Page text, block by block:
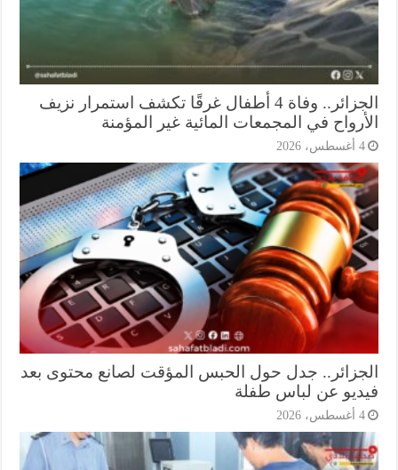
الجزائر.. وفاة 4 أطفال غرقًا تكشف استمرار نزيف
في المجمعات المائية غير المؤمنة
جدل حول الحبس المؤقت لصانع محتوى بعد
عن لباس طفلة